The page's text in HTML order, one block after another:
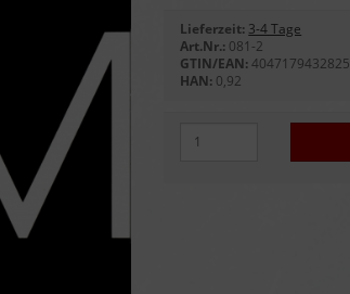
Lieferzeit: 3-4 Tage
Art.Nr.: 081-2
GTIN/EAN: 4047179432825
HAN: 0,92